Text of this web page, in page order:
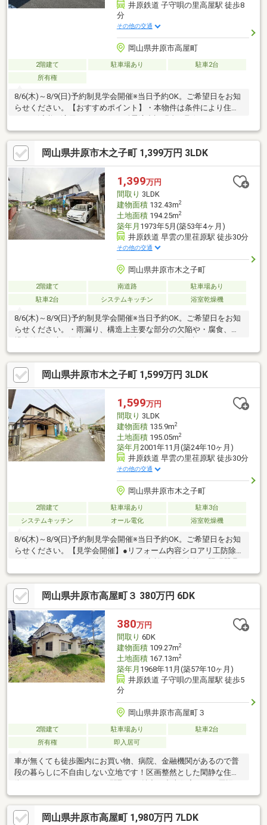
井原鉄道 子守唄の里高屋駅 徒歩8
分
その他の交通
岡山県井原市高屋町
2階建て 駐車場あり
駐車2台
所有権
8/6(木)～8/9(日)予約制見学会開催※当日予約OK。ご希望日をお知
らせください。【おすすめポイント】・本物件は条件により住宅
別途費用）、条件により住宅ローン減税や不動産取得税減税の対
象になります。・雨漏り、構造上主要な部分の欠陥や・腐食、給
排水管の故障や漏水についてお引渡しより２年間保証。・シロア
リ防除工事施工後5年間保証。
岡山県井原市木之子町 1,399万円 3LDK
1,399万円
間取り 3LDK
建物面積132.43m2
土地面積194.25m2
築年月 1973年5月(築53年4ヶ月)
井原鉄道 早雲の里荏原駅 徒歩30分
その他の交通
岡山県井原市木之子町
2階建て 南道路
駐車場あり
駐車2台
システムキッチン 浴室乾燥機
8/6(木)～8/9(日)予約制見学会開催※当日予約OK。ご希望日をお知
らせください。・雨漏り、構造上主要な部分の欠陥や・腐食、給
排水管の故障や漏水についてお引渡しより２年間保証。・シロア
リ防除工事施工後5年間保証。・耐震適合証明書を取得すれば（要
別途費用）、条件により住宅ローン減税や不動産取得税減税の対
象になります。・本物件は条件により住宅ローン減税が適用され
ます。
岡山県井原市木之子町 1,599万円 3LDK
1,599万円
間取り 3LDK
建物面積135.9m2
土地面積195.05m2
築年月 2001年11月(築24年10ヶ月)
井原鉄道 早雲の里荏原駅 徒歩30分
その他の交通
岡山県井原市木之子町
2階建て 駐車場あり
駐車3台
システムキッチン
オール電化 浴室乾燥機
8/6(木)～8/9(日)予約制見学会開催※当日予約OK。ご希望日をお知
らせください。【見学会開催】●リフォーム内容シロアリ工防除
交換、外壁塗装・雨漏り、構造上主要な部分の欠陥や・腐食、給
排水管の故障や漏水についてお引渡しより２年間保証。・シロア
リ防除工事施工後5年間保証。・お客様に合わせたローンの組み方
や金融機関をご提案。住宅ローンが初めての方でもお気軽にご相
談ください。
岡山県井原市高屋町３ 380万円 6DK
380万円
間取り 6DK
建物面積109.27m2
土地面積167.13m2
築年月 1968年11月(築57年10ヶ月)
井原鉄道 子守唄の里高屋駅 徒歩5
分
岡山県井原市高屋町３
2階建て 駐車場あり
駐車2台
所有権
即入居可
車が無くても徒歩圏内にお買い物、病院、金融機関があるので普
段の暮らしに不自由しない立地です！区画整然とした閑静な住宅
街です。６DKのゆとりある間取りが魅力の中古住宅です。周辺に
は子育て世代が多く、安心して暮らせる落ち着いた住宅街に位置
しています。徒歩約20分の距離に大きな公園があります。休日の
お散歩やジョギングでリフレッシュできますね。
岡山県井原市高屋町 1,980万円 7LDK